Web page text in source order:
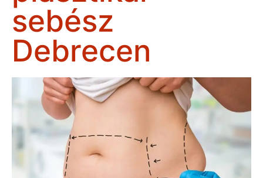
sebész
Debrecen